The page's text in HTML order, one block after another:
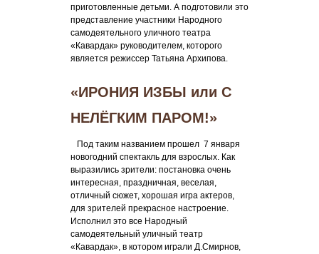
приготовленные детьми. А подготовили это
представление участники Народного
самодеятельного уличного театра
«Кавардак» руководителем, которого
является режиссер Татьяна Архипова.
«ИРОНИЯ ИЗБЫ или С
НЕЛЁГКИМ ПАРОМ!»
Под таким названием прошел 7 января
новогодний спектакль для взрослых. Как
выразились зрители: постановка очень
интересная, праздничная, веселая,
отличный сюжет, хорошая игра актеров,
для зрителей прекрасное настроение.
Исполнил это все Народный
самодеятельный уличный театр
«Кавардак», в котором играли Д.Смирнов,